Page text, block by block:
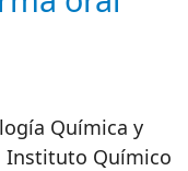
Química y
Instituto Químico